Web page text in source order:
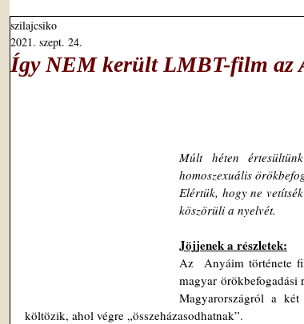
Így NEM került LMBT-film az
szilajcsiko
2021. szept. 24.
Múlt héten
homoszexuális
Elértük, hogy ne
köszörüli a nyelvét.
Jöjjenek a részletek:
Az  Anyáim története
magyar örökbefogadási
Magyarországról a
költözik, ahol végre „összeházasodhatnak”.